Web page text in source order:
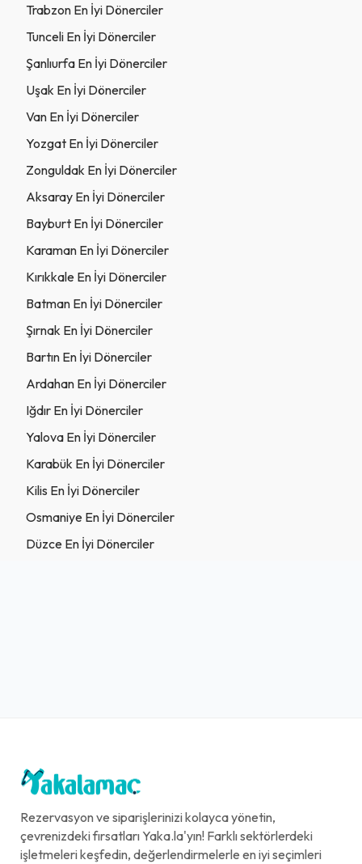
Trabzon En İyi Dönerciler
Tunceli En İyi Dönerciler
Şanlıurfa En İyi Dönerciler
Uşak En İyi Dönerciler
Van En İyi Dönerciler
Yozgat En İyi Dönerciler
Zonguldak En İyi Dönerciler
Aksaray En İyi Dönerciler
Bayburt En İyi Dönerciler
Karaman En İyi Dönerciler
Kırıkkale En İyi Dönerciler
Batman En İyi Dönerciler
Şırnak En İyi Dönerciler
Bartın En İyi Dönerciler
Ardahan En İyi Dönerciler
Iğdır En İyi Dönerciler
Yalova En İyi Dönerciler
Karabük En İyi Dönerciler
Kilis En İyi Dönerciler
Osmaniye En İyi Dönerciler
Düzce En İyi Dönerciler
Rezervasyon ve siparişlerinizi kolayca yönetin,
çevrenizdeki fırsatları Yaka.la'yın! Farklı sektörlerdeki
işletmeleri keşfedin, değerlendirmelerle en iyi seçimleri